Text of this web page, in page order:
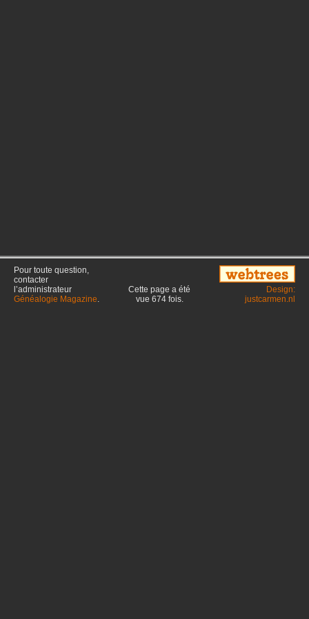
Pour toute question,
contacter
l’administrateur
Généalogie Magazine.
Cette page a été
vue 674fois.
Design:
justcarmen.nl